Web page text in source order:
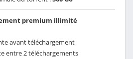
premium illimité
avant téléchargement
entre 2 téléchargements